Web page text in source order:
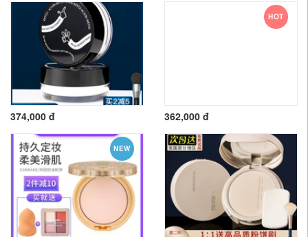
374,000 đ
HOT
362,000 đ
NEW